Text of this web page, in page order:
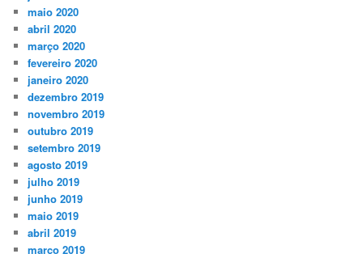
maio 2020
abril 2020
março 2020
fevereiro 2020
janeiro 2020
dezembro 2019
novembro 2019
outubro 2019
setembro 2019
agosto 2019
julho 2019
junho 2019
maio 2019
abril 2019
março 2019